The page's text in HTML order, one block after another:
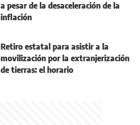
a pesar de la desaceleración de la
inflación
Retiro estatal para asistir a la
movilización por la extranjerización
de tierras: el horario